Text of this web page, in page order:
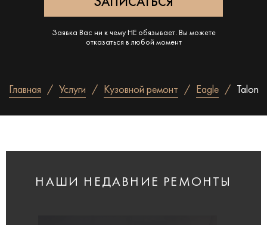
Заявка Вас ни к чему НЕ обязывает. Вы можете
отказаться в любой момент
Главная Услуги Кузовной ремонт Eagle Talon
НАШИ НЕДАВНИЕ РЕМОНТЫ